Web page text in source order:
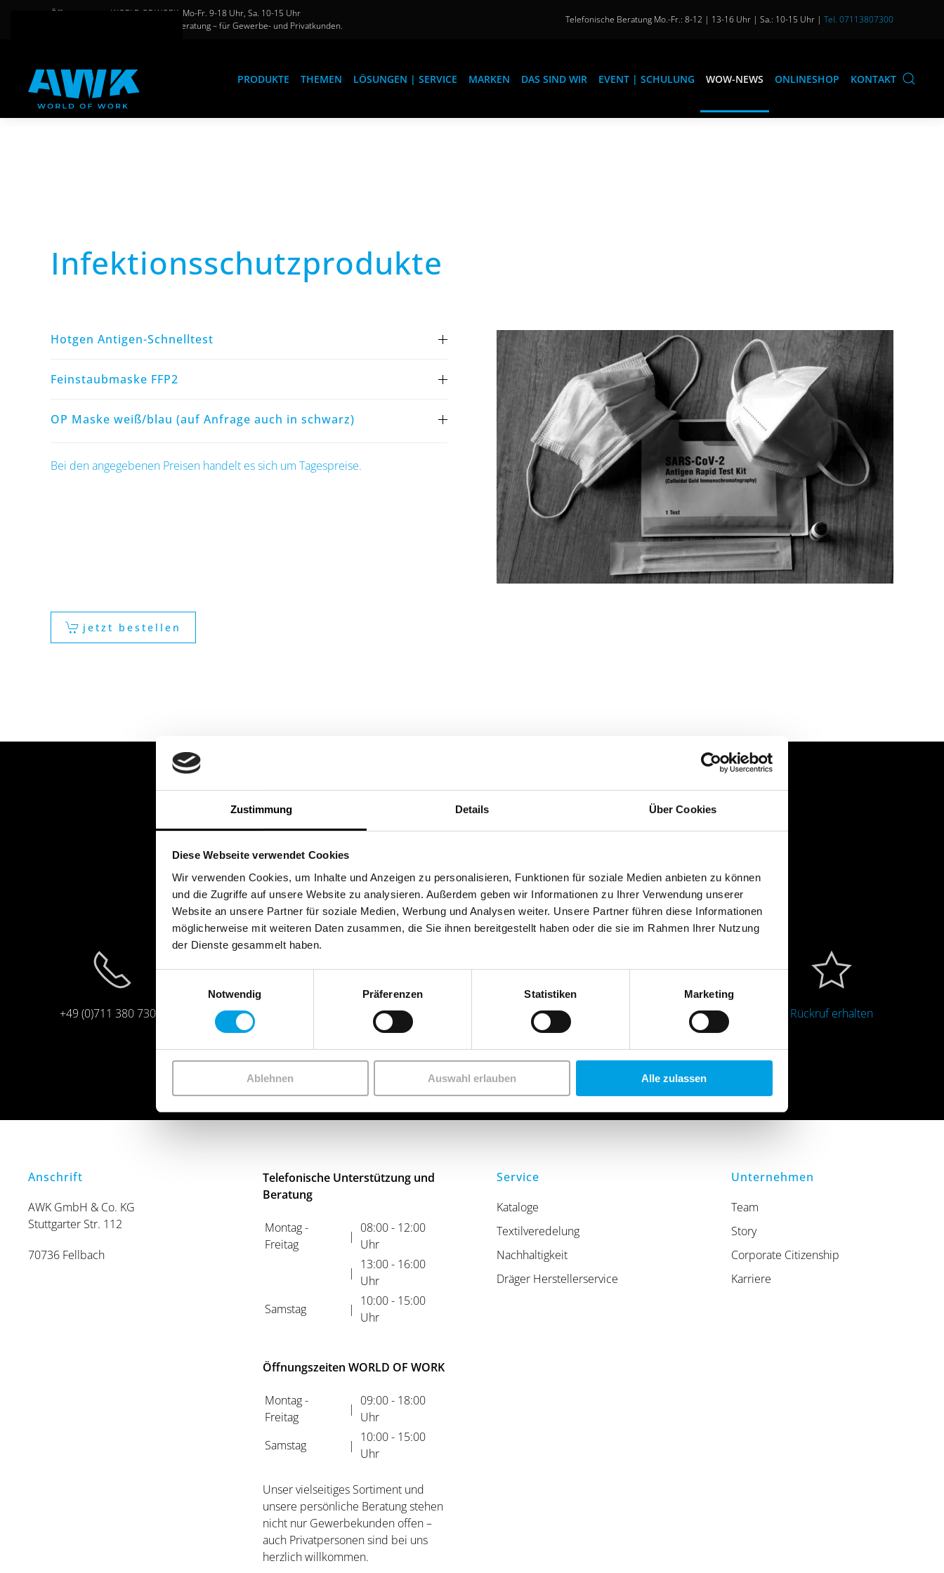
Zustimmung Details Über Cookies
Diese Webseite verwendet Cookies
Wir verwenden Cookies, um Inhalte und Anzeigen zu personalisieren, Funktionen für soziale Medien anbieten zu können
und die Zugriffe auf unsere Website zu analysieren. Außerdem geben wir Informationen zu Ihrer Verwendung unserer
Website an unsere Partner für soziale Medien, Werbung und Analysen weiter. Unsere Partner führen diese Informationen
möglicherweise mit weiteren Daten zusammen, die Sie ihnen bereitgestellt haben oder die sie im Rahmen Ihrer Nutzung
der Dienste gesammelt haben.
Notwendig
Präferenzen Statistiken Marketing
Ablehnen Auswahl erlauben Alle zulassen
Öffnungszeiten WORLD OF WORK: Mo-Fr. 9-18 Uhr, Sa. 10-15 Uhr
Große Auswahl und persönliche Beratung – für Gewerbe- und Privatkunden.
Telefonische Beratung Mo.-Fr.: 8-12 | 13-16 Uhr | Sa.: 10-15 Uhr | Tel. 07113807300
PRODUKTE THEMEN LÖSUNGEN | SERVICE MARKEN DAS SIND WIR EVENT | SCHULUNG WOW-NEWS ONLINESHOP KONTAKT
Infektionsschutzprodukte
Hotgen Antigen-Schnelltest
Feinstaubmaske FFP2
OP Maske weiß/blau (auf Anfrage auch in schwarz)
Bei den angegebenen Preisen handelt es sich um Tagespreise.
jetzt bestellen
Wir beraten Sie gerne und finden gemeinsam eine passende Lösung.
+49 (0)711 380 730 0 info@awk-online.de Online Beratung Rückruf erhalten
Anschrift
AWK GmbH & Co. KG
Stuttgarter Str. 112
70736 Fellbach
Telefonische Unterstützung und
Beratung
Montag -
Freitag
|
08:00 - 12:00
Uhr
|
13:00 - 16:00
Uhr
Samstag
|
10:00 - 15:00
Uhr
Öffnungszeiten WORLD OF WORK
Montag -
Freitag
|
09:00 - 18:00
Uhr
Samstag
|
10:00 - 15:00
Uhr
Unser vielseitiges Sortiment und
unsere persönliche Beratung stehen
nicht nur Gewerbekunden offen –
auch Privatpersonen sind bei uns
herzlich willkommen.
Service
Kataloge
Textilveredelung
Nachhaltigkeit
Dräger Herstellerservice
Unternehmen
Team
Story
Corporate Citizenship
Karriere